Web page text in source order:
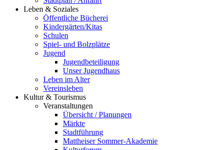
Leben & Soziales
Öffentliche Bücherei
Kindergärten/Kitas
Schulen
Spiel- und Bolzplätze
Jugend
Jugendbeteiligung
Unser Jugendhaus
Leben im Alter
Vereinsleben
Kultur & Tourismus
Veranstaltungen
Übersicht / Planungen
Märkte
Stadtführung
Mattheiser Sommer-Akademie